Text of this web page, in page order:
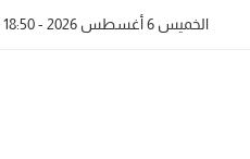
الخميس 6 أغسطس 2026 - 18:50 مساءً